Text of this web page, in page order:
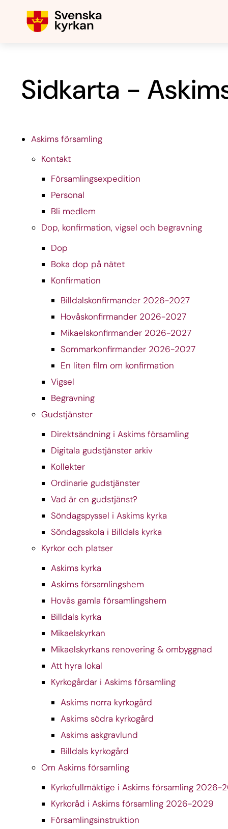
Sidkarta -
Askims församling
Kontakt
Församlingsexpedition
Personal
Bli medlem
Dop, konfirmation, vigsel och begravning
Dop
Boka dop på nätet
Konfirmation
Billdalskonfirmander 2026-2027
Hovåskonfirmander 2026-2027
Mikaelskonfirmander 2026-2027
Sommarkonfirmander 2026-2027
En liten film om konfirmation
Vigsel
Begravning
Gudstjänster
Direktsändning i Askims församling
Digitala gudstjänster arkiv
Kollekter
Ordinarie gudstjänster
Vad är en gudstjänst?
Söndagspyssel i Askims kyrka
Söndagsskola i Billdals kyrka
Kyrkor och platser
Askims kyrka
Askims församlingshem
Hovås gamla församlingshem
Billdals kyrka
Mikaelskyrkan
Mikaelskyrkans renovering & ombyggnad
Att hyra lokal
Kyrkogårdar i Askims församling
Askims norra kyrkogård
Askims södra kyrkogård
Askims askgravlund
Billdals kyrkogård
Om Askims församling
Kyrkofullmäktige i Askims församling 2026-
Kyrkoråd i Askims församling 2026-2029
Församlingsinstruktion